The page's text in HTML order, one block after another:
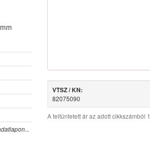
VTSZ / KN:
82075090
A feltüntetett ár az adott cikkszámból